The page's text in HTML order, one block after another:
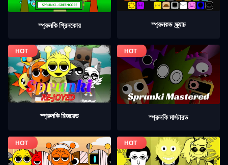
স্প্রুনকি গ্রিনকোর স্প্রুনকড স্ক্র্যাচ
স্প্রুনকি রিজয়েড স্প্রুনকি মাস্টারড